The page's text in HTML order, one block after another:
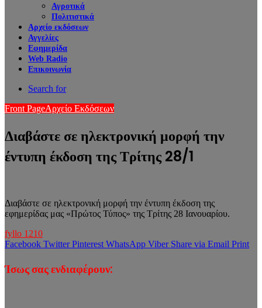
Αγροτικά
Πολιτιστικά
Αρχείο εκδόσεων
Αγγελίες
Εφημερίδα
Web Radio
Επικοινωνία
Search for
Front PageΑρχείο Εκδόσεων
Διαβάστε σε ηλεκτρονική μορφή την
έντυπη έκδοση της Τρίτης 28/1
Διαβάστε σε ηλεκτρονική μορφή την έντυπη έκδοση της
εφημερίδας μας «Πρώτος Τύπος» της Τρίτης 28 Ιανουαρίου.
fyllo 1210
Facebook Twitter Pinterest WhatsApp Viber Share via Email Print
Ίσως σας ενδιαφέρουν: